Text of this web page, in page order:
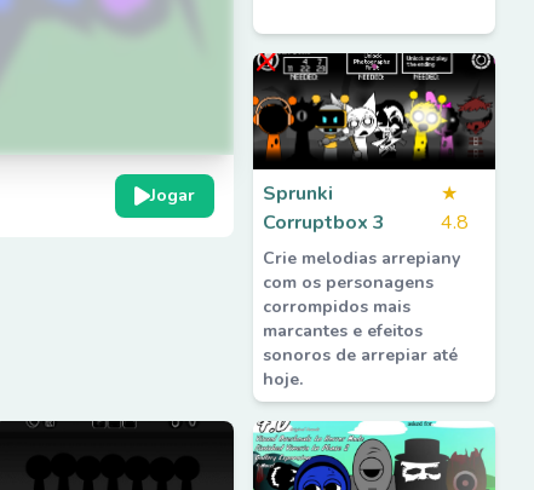
Jogar
Sprunki
Corruptbox 3
★
4.8
Crie melodias arrepiany
com os personagens
corrompidos mais
marcantes e efeitos
sonoros de arrepiar até
hoje.